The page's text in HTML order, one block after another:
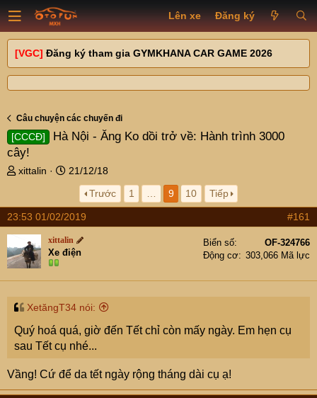
Lên xe Đăng ký
[VGC] Đăng ký tham gia GYMKHANA CAR GAME 2026
Câu chuyện các chuyến đi
[CCCĐ]
Hà Nội - Ăng Ko dồi trở về: Hành trình 3000
cây!
T
e
a
d
s
t
t
r
xittalin
N
y
g
ử
i
21/12/18
Trước
1 9 10 Tiếp
23:53 01/02/2019 #161
xittalin
Xe điện
Biển số
OF-324766
Động cơ
303,066 Mã lực
XetăngT34 nói:
Quý hoá quá, giờ đến Tết chỉ còn mấy ngày. Em hẹn cụ
sau Tết cụ nhé...
Vầng! Cứ để da tết ngày rộng tháng dài cụ ạ!